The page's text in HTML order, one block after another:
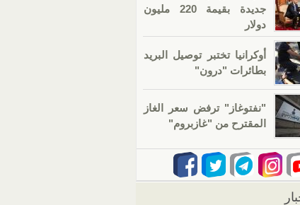
جديدة بقيمة 220 مليون
دولار
أوكرانيا تختبر توصيل البريد
بطائرات "درون"
"نفتوغاز" ترفض سعر الغاز
المقترح من "غازبروم"